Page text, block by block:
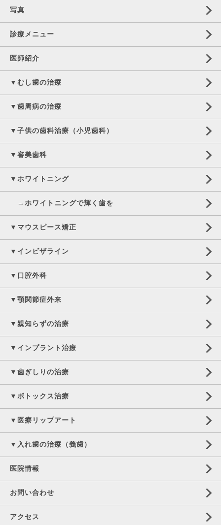
写真
診療メニュー
医師紹介
▼むし歯の治療
▼歯周病の治療
▼子供の歯科治療（小児歯科）
▼審美歯科
▼ホワイトニング
→ホワイトニングで輝く歯を
▼マウスピース矯正
▼インビザライン
▼口腔外科
▼顎関節症外来
▼親知らずの治療
▼インプラント治療
▼歯ぎしりの治療
▼ボトックス治療
▼医療リップアート
▼入れ歯の治療（義歯）
医院情報
お問い合わせ
アクセス